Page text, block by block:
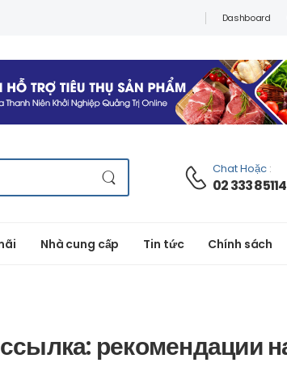
Dashboard
Chat Hoặc :
02 333
Nhà cung cấp Tin tức Chính sách
рекомендации